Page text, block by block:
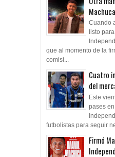
Machuca
Cuando
listo
que al momento de la
comisi...
Cuatro
del
Este
pases
futbolistas para seguir
Firmó